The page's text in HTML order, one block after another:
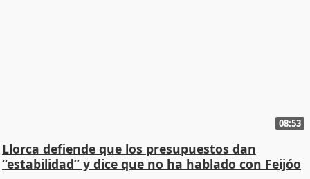
08:53
Llorca defiende que los presupuestos dan
“estabilidad” y dice que no ha hablado con Feijóo